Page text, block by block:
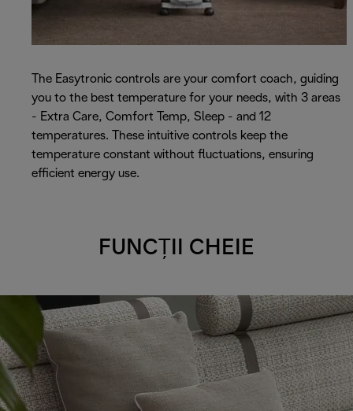
The Easytronic controls are your comfort coach, guiding
you to the best temperature for your needs, with 3 areas
- Extra Care, Comfort Temp, Sleep - and 12
temperatures. These intuitive controls keep the
temperature constant without fluctuations, ensuring
efficient energy use.
FUNCȚII CHEIE